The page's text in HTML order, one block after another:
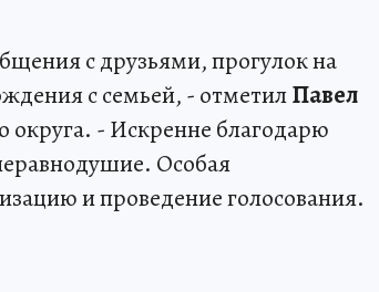
с друзьями, прогулок на
с семьей, - отметилПавел
округа. - Искренне благодарю
Особая
и проведение голосования.